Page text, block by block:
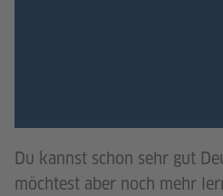
Du kannst schon sehr gut
möchtest aber noch mehr